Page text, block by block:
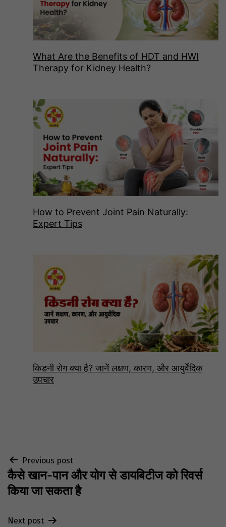
What Are the Benefits of HDT and HWI
Therapy for Kidney Health?
How to Prevent Joint Pain Naturally:
Expert Tips
किडनी रोग क्या है? जानें लक्षण, कारण, और आयुर्वेदिक
उपचार
Post
navigation
Previous post
कैसे खान-पान और योग से डायबिटीज को रिवर्स
किया जा सकता है
Next post